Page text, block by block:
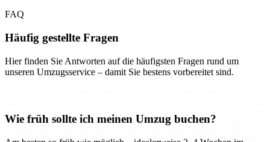
FAQ
Häufig gestellte Fragen
Hier finden Sie Antworten auf die häufigsten Fragen rund um
unseren Umzugsservice – damit Sie bestens vorbereitet sind.
Wie früh sollte ich meinen Umzug buchen?